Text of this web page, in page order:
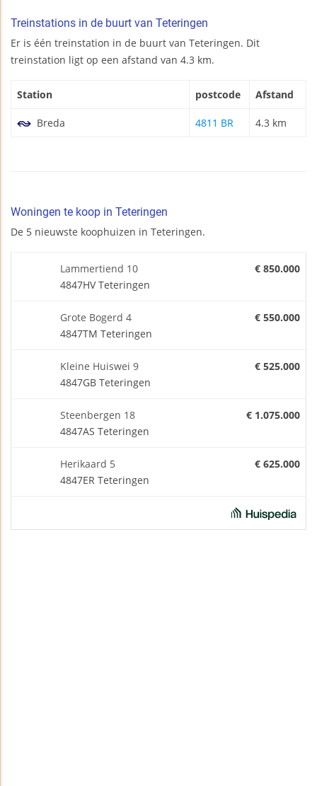
Treinstations in de buurt van Teteringen
Er is één treinstation in de buurt van Teteringen. Dit
treinstation ligt op een afstand van 4.3 km.
Station postcode Afstand
Breda 4811 BR 4.3 km
Woningen te koop in Teteringen
De 5 nieuwste koophuizen in Teteringen.
Lammertiend 10
4847HV Teteringen
€ 850.000
Grote Bogerd 4
4847TM Teteringen
€ 550.000
Kleine Huiswei 9
4847GB Teteringen
€ 525.000
Steenbergen 18
4847AS Teteringen
€ 1.075.000
Herikaard 5
4847ER Teteringen
€ 625.000